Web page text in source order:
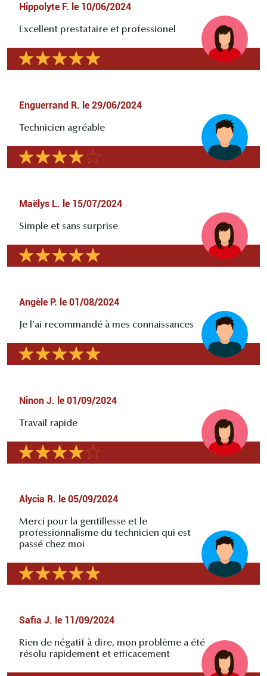
Hippolyte F. le 10/06/2024
Excellent prestataire et professionel
Enguerrand R. le 29/06/2024
Technicien agréable
Maëlys L. le 15/07/2024
Simple et sans surprise
Angèle P. le 01/08/2024
Je l’ai recommandé à mes connaissances
Ninon J. le 01/09/2024
Travail rapide
Alycia R. le 05/09/2024
Merci pour la gentillesse et le
professionnalisme du technicien qui est
passé chez moi
Safia J. le 11/09/2024
Rien de négatif à dire, mon problème a été
résolu rapidement et efficacement